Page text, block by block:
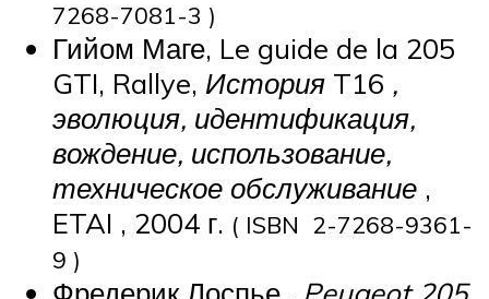
7268-7081-3 )
Гийом Маге, Le guide de la 205
GTI, Rallye, История T16 ,
эволюция, идентификация,
вождение, использование,
техническое обслуживание ,
ETAI , 2004 г. ( ISBN 2-7268-9361-
9 )